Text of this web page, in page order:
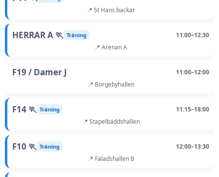
📍 St Hans backar
HERRAR A 🏃 Träning
11:00–12:30
📍 Arenan A
F19 / Damer J
11:00–12:00
📍 Borgebyhallen
F14 🏃 Träning
11:15–18:00
📍 Stapelbäddshallen
F10 🏃 Träning
12:00–13:30
📍 Fäladshallen B